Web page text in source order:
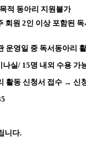
적 동아리 지원불가
회원 2인 이상 포함된 독
운영일 중 독서동아리
실/ 15명 내외 수용 가
활동 신청서 접수 → 신
니다.